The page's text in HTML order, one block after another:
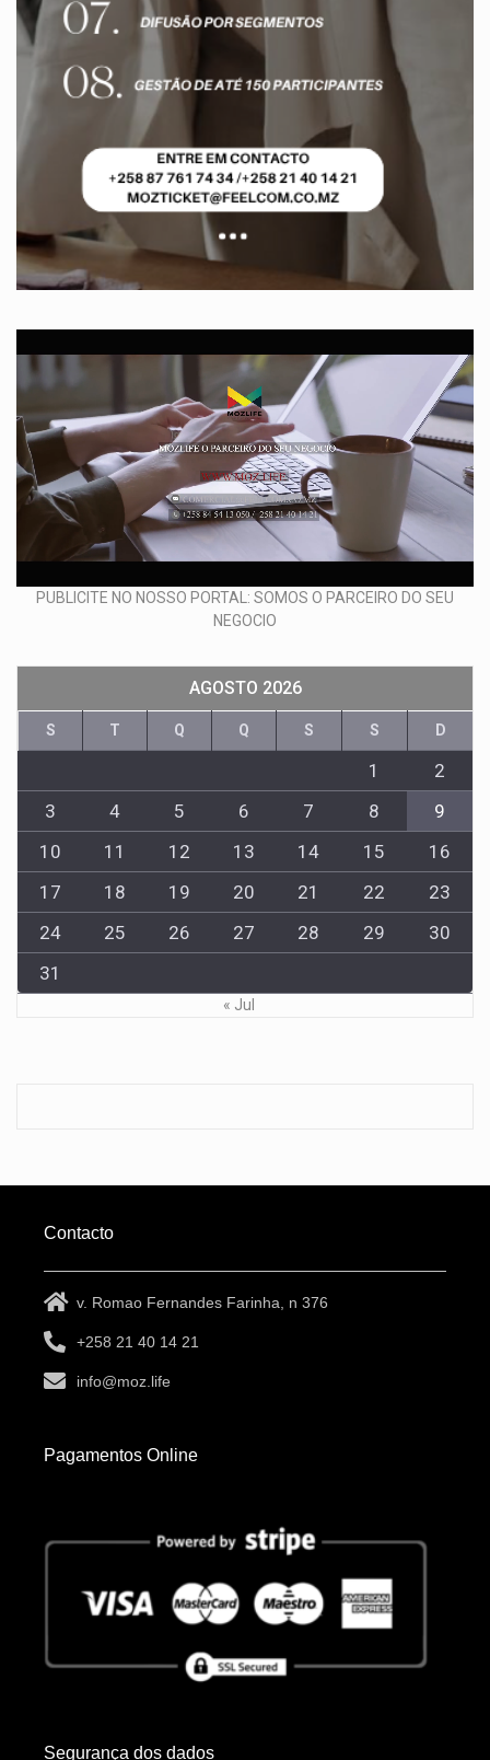
PUBLICITE NO NOSSO PORTAL: SOMOS O PARCEIRO DO SEU
NEGOCIO
AGOSTO 2026
S T Q Q S S D
1
2
3
4 5 6 7 8
9
10
11 12 13 14 15
16
17
18 19 20 21 22
23
24
25 26 27 28 29
30
31
« Jul
Contacto
v. Romao Fernandes Farinha, n 376
+258 21 40 14 21
info@moz.life
Pagamentos Online
Segurança dos dados